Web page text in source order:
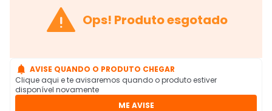
 Ops! Produto esgotado
 AVISE QUANDO O PRODUTO CHEGAR
Clique aqui e te avisaremos quando o produto estiver
disponível novamente
ME AVISE